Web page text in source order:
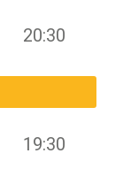
20:30
19:30